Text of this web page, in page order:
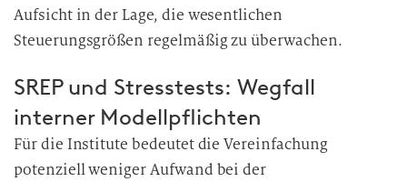
Aufsicht in der Lage, die wesentlichen
Steuerungsgrößen regelmäßig zu überwachen.
SREP und Stresstests: Wegfall
interner Modellpflichten
Für die Institute bedeutet die Vereinfachung
potenziell weniger Aufwand bei der